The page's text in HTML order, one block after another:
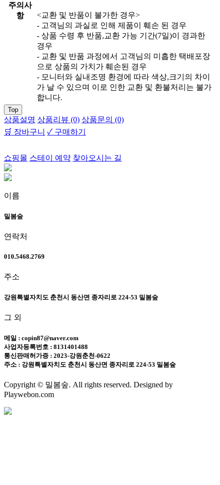
주의사
항
<교환 및 반품이 불가한 경우>
- 고객님의 과실로 인해 제품이 훼손 된 경우
- 상품 수령 후 반품,교환 가능 기간(7일)이 경과한
경우
- 교환 및 반품 과정에서 고객님의 미흡한 택배포장
으로 상품의 가치가 훼손된 경우
- 모니터와 실내조명 환경에 따라 색상,크기의 차이
가 날 수 있으며 이로 인한 교환 및 환불처리는 불가
합니다.
Top
상품설명 상품리뷰 (0) 상품문의 (0)
🛒 장바구니 ✓ 구매하기
쇼핑몰 스테이 예약 찾아오시는 길
이름
밀봄숲
연락처
010.5468.2769
주소
강원특별자치도 춘천시 동산면 종자리로 224-53 밀봄숲
그 외
메일 : copin87@naver.com
사업자등록번호 : 8131401488
통신판매허가증 : 2023-강원춘천-0622
주소 : 강원특별자치도 춘천시 동산면 종자리로 224-53 밀봄숲
Copyright © 밀봄숲. All rights reserved. Designed by
Playwebon.com